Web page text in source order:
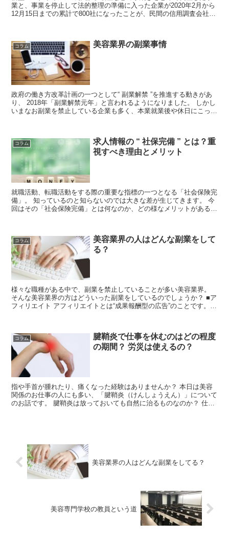
業と、事業を停止して法的整理の準備に入った企業が2020年2月から
12月15日までの累計で800社になったことが、民間の信用調査会社帝
コラム 美容業界の副業事情
政府の働き方改革計画の一つとして“ 副業解禁 ”を推進する動きがあ
り、 2018年「副業解禁元年」と言われるようになりました。 しかし
いまなお副業を禁止している企業も多く、本業就業後や休日にこっそ
コラム
求人情報の “ 社保完備 ” とは？重
視すべき理由とメリット
就職活動、転職活動をする際の重要な指標の一つとなる「社会保険完
備」。 知っているのと知らないのでは大きな差が生じてきます。 今
回はその「社会保険完備」とは何なのか、どの様なメリットがあるの
コラム
美容業界の人はどんな副業をして
る？
様々な職種がある中で、副業を禁止していることが多い美容業界。
そんな美容業界の方はどういった副業をしているのでしょうか？ ■ア
フィリエイト アフィリエイトとは“成果報酬型の広告”のことです。自
コラム
腱鞘炎で仕事を休むのはどの程度
の期間？ 労災は使えるの？
指や手首が腫れたり、痛くなった経験はありませんか？ 本日は美容
関係のお仕事の人にも多い、「腱鞘炎（けんしょうえん）」について
のお話です。 腱鞘炎は放っておいても自然に治るものなのか？ 仕事
美容業界の人はどんな副業をしてる？
美容専門学校の教員という道